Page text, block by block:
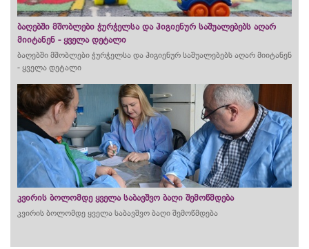
ბაღებში მშობლები ჭურჭელსა და ჰიგიენურ საშუალებებს აღარ
მიიტანენ - ყველა დეტალი
ბაღებში მშობლები ჭურჭელსა და ჰიგიენურ საშუალებებს აღარ მიიტანენ
- ყველა დეტალი
კვირის ბოლომდე ყველა საბავშვო ბაღი შემოწმდება
კვირის ბოლომდე ყველა საბავშვო ბაღი შემოწმდება